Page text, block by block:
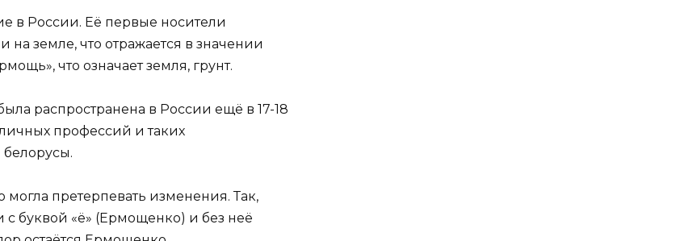
в России. Её первые носители
земле, что отражается в значении
что означает земля, грунт.
распространена в России ещё в 17-18
профессий и таких
претерпевать изменения. Так,
буквой «ё» (Ермощенко) и без неё